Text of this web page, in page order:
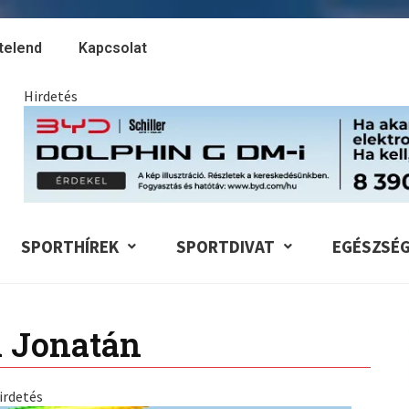
Kapcsolat
Hirdetés
SPORTHÍREK SPORTDIVAT EGÉSZSÉG
Jonatán